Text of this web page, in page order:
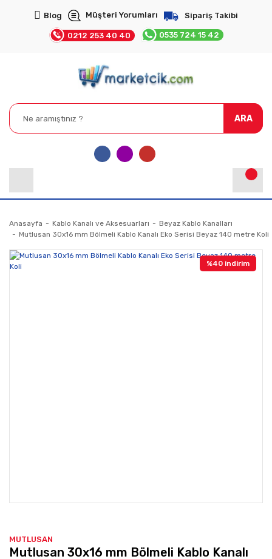
Blog Müşteri Yorumları Sipariş Takibi
0212 253 40 40 0535 724 15 42
ARA
Anasayfa Kablo Kanalı ve Aksesuarları
Beyaz Kablo Kanalları
Mutlusan 30x16 mm Bölmeli Kablo Kanalı Eko Serisi Beyaz 140 metre Koli
%40 indirim
MUTLUSAN
Mutlusan 30x16 mm Bölmeli Kablo Kanalı